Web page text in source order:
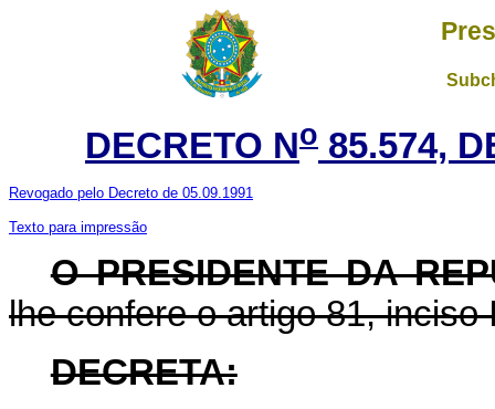
DECRETO No 85.574,
Revogado pelo Decreto de 05.09.1991
Texto para impressão
O PRESIDENTE DA
lhe confere o artigo 81, inciso
DECRETA: